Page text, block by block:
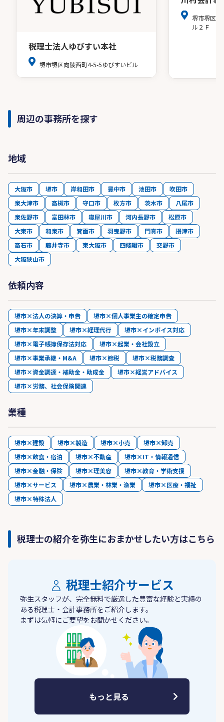
税理士法人ゆびすい本社
堺市堺区向陵西町4-5-5ゆびすいビル
堺市堺区戎
ル２Ｆ
周辺の事務所を探す
地域
大阪市 堺市 岸和田市 豊中市 池田市
吹田市
泉大津市
高槻市 守口市 枚方市 茨木市
八尾市
泉佐野市
富田林市 寝屋川市 河内長野市
松原市
大東市
和泉市 箕面市 羽曳野市 門真市
摂津市
高石市
藤井寺市 東大阪市 四條畷市
交野市
大阪狭山市
依頼内容
堺市×法人の決算・申告
堺市×個人事業主の確定申告
堺市×年末調整
堺市×経理代行
堺市×インボイス対応
堺市×電子帳簿保存法対応
堺市×起業・会社設立
堺市×事業承継・M&A
堺市×節税
堺市×税務調査
堺市×資金調達・補助金・助成金
堺市×経営アドバイス
堺市×労務、社会保険関連
業種
堺市×建設 堺市×製造 堺市×小売
堺市×卸売
堺市×飲食・宿泊
堺市×不動産
堺市×IT・情報通信
堺市×金融・保険
堺市×理美容
堺市×教育・学術支援
堺市×サービス
堺市×農業・林業・漁業
堺市×医療・福祉
堺市×特殊法人
税理士の紹介を弥生におまかせしたい方はこちら
税理士紹介サービス
弥生スタッフが、完全無料で厳選した豊富な経験と実績の
ある税理士・会計事務所をご紹介します。
まずは気軽にご要望をお聞かせください。
もっと見る